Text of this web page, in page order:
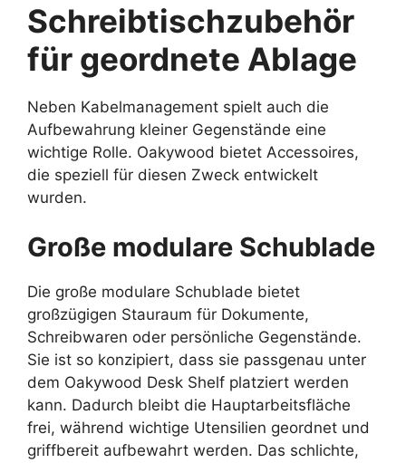
Schreibtischzubehör
für geordnete Ablage
Neben Kabelmanagement spielt auch die
Aufbewahrung kleiner Gegenstände eine
wichtige Rolle. Oakywood bietet Accessoires,
die speziell für diesen Zweck entwickelt
wurden.
Große modulare Schublade
Die große modulare Schublade bietet
großzügigen Stauraum für Dokumente,
Schreibwaren oder persönliche Gegenstände.
Sie ist so konzipiert, dass sie passgenau unter
dem Oakywood Desk Shelf platziert werden
kann. Dadurch bleibt die Hauptarbeitsfläche
frei, während wichtige Utensilien geordnet und
griffbereit aufbewahrt werden. Das schlichte,